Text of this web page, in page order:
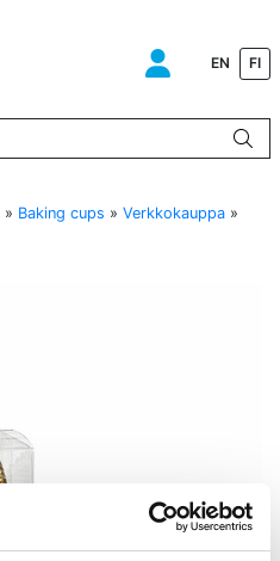
EN FI
» Baking cups » Verkkokauppa »